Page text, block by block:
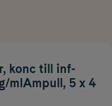
konc till inf-
mlAmpull, 5 x 4